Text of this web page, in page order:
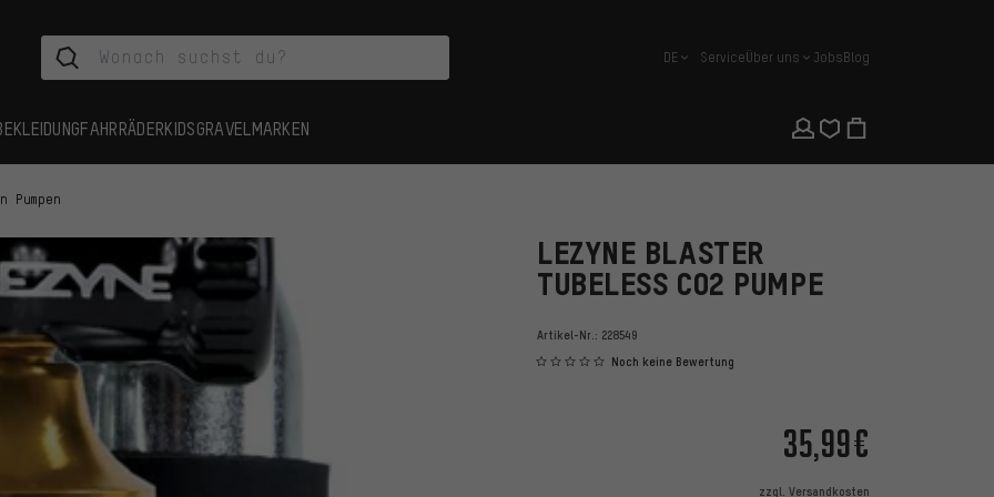
Deutsch
DE ServiceÜber uns JobsBlog
FAHRRÄDERKIDSGRAVEL MARKEN
Pumpen
LEZYNE BLASTER
TUBELESS CO2 PUMPE
Artikel-Nr.: 228549
Noch keine Bewertung
35,99€
zzgl. Versandkosten